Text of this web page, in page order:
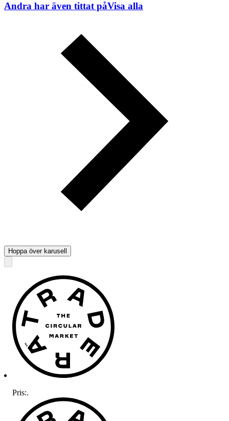
Andra har även tittat påVisa alla
Hoppa över karusell
Pris:.